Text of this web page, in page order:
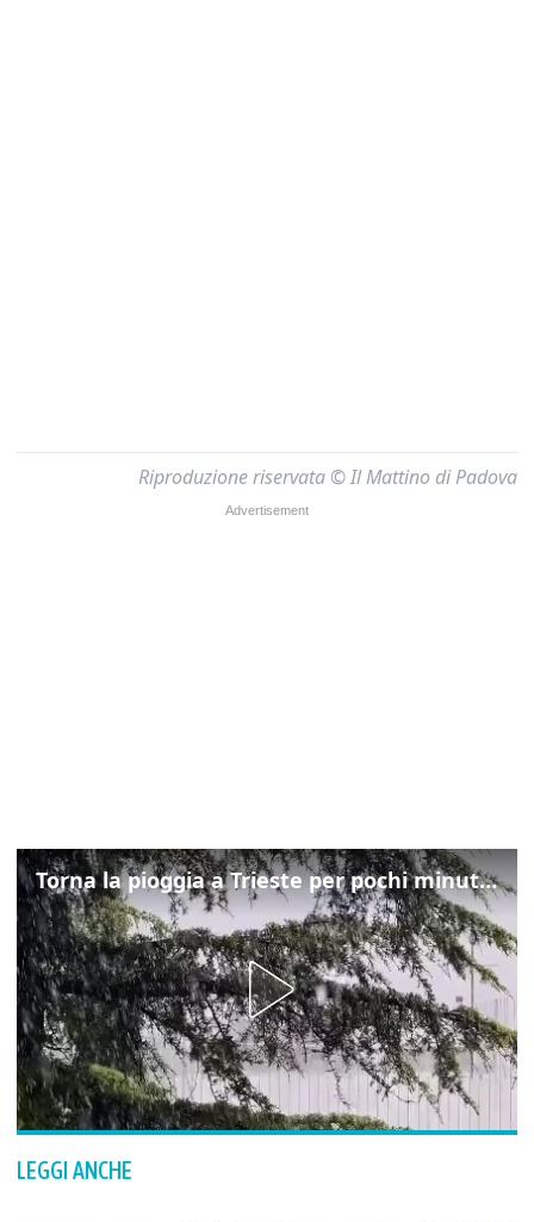
Riproduzione riservata © Il Mattino di Padova
Torna la pioggia a Trieste per pochi minuti: ma il caldo non molla
LEGGI ANCHE